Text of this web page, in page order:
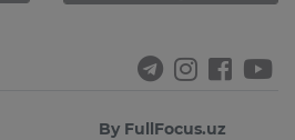
By FullFocus.uz